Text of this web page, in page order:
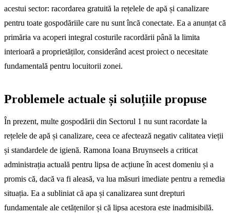
acestui sector: racordarea gratuită la rețelele de apă și canalizare
pentru toate gospodăriile care nu sunt încă conectate. Ea a anunțat că
primăria va acoperi integral costurile racordării până la limita
interioară a proprietăților, considerând acest proiect o necesitate
fundamentală pentru locuitorii zonei.
Problemele actuale și soluțiile propuse
În prezent, multe gospodării din Sectorul 1 nu sunt racordate la
rețelele de apă și canalizare, ceea ce afectează negativ calitatea vieții
și standardele de igienă. Ramona Ioana Bruynseels a criticat
administrația actuală pentru lipsa de acțiune în acest domeniu și a
promis că, dacă va fi aleasă, va lua măsuri imediate pentru a remedia
situația. Ea a subliniat că apa și canalizarea sunt drepturi
fundamentale ale cetățenilor și că lipsa acestora este inadmisibilă.